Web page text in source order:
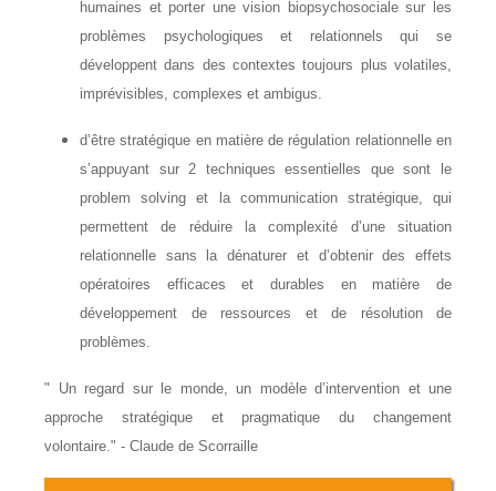
humaines et porter une vision biopsychosociale sur les
problèmes psychologiques et relationnels qui se
développent dans des contextes toujours plus volatiles,
imprévisibles, complexes et ambigus.
d’être stratégique en matière de régulation relationnelle en
s’appuyant sur 2 techniques essentielles que sont le
problem solving et la communication stratégique, qui
permettent de réduire la complexité d’une situation
relationnelle sans la dénaturer et d’obtenir des effets
opératoires efficaces et durables en matière de
développement de ressources et de résolution de
problèmes.
" Un regard sur le monde, un modèle d’intervention et une
approche stratégique et pragmatique du changement
volontaire." - Claude de Scorraille